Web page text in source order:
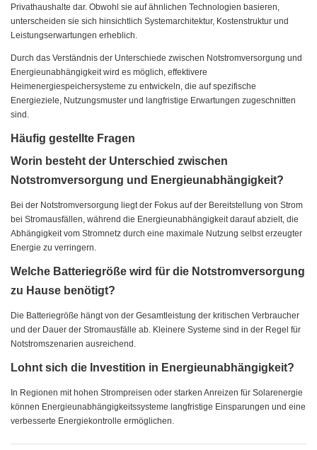
Privathaushalte dar. Obwohl sie auf ähnlichen Technologien basieren,
unterscheiden sie sich hinsichtlich Systemarchitektur, Kostenstruktur und
Leistungserwartungen erheblich.
Durch das Verständnis der Unterschiede zwischen Notstromversorgung und
Energieunabhängigkeit wird es möglich, effektivere
Heimenergiespeichersysteme zu entwickeln, die auf spezifische
Energieziele, Nutzungsmuster und langfristige Erwartungen zugeschnitten
sind.
Häufig gestellte Fragen
Worin besteht der Unterschied zwischen
Notstromversorgung und Energieunabhängigkeit?
Bei der Notstromversorgung liegt der Fokus auf der Bereitstellung von Strom
bei Stromausfällen, während die Energieunabhängigkeit darauf abzielt, die
Abhängigkeit vom Stromnetz durch eine maximale Nutzung selbst erzeugter
Energie zu verringern.
Welche Batteriegröße wird für die Notstromversorgung
zu Hause benötigt?
Die Batteriegröße hängt von der Gesamtleistung der kritischen Verbraucher
und der Dauer der Stromausfälle ab. Kleinere Systeme sind in der Regel für
Notstromszenarien ausreichend.
Lohnt sich die Investition in Energieunabhängigkeit?
In Regionen mit hohen Strompreisen oder starken Anreizen für Solarenergie
können Energieunabhängigkeitssysteme langfristige Einsparungen und eine
verbesserte Energiekontrolle ermöglichen.